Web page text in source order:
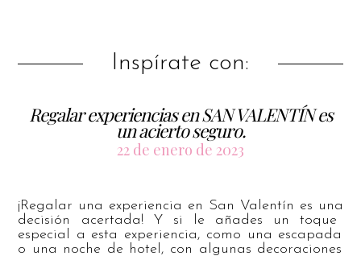
Inspírate con:
Regalar experiencias en SAN VALENTÍN es
un acierto seguro.
22 de enero de 2023
¡Regal ar una experiencia en San Valentín es una
decisión acertada!Ysi le a ñades un toque
especial a esta experiencia, como una escapada
o una noche de hotel , con al gunas decoraciones